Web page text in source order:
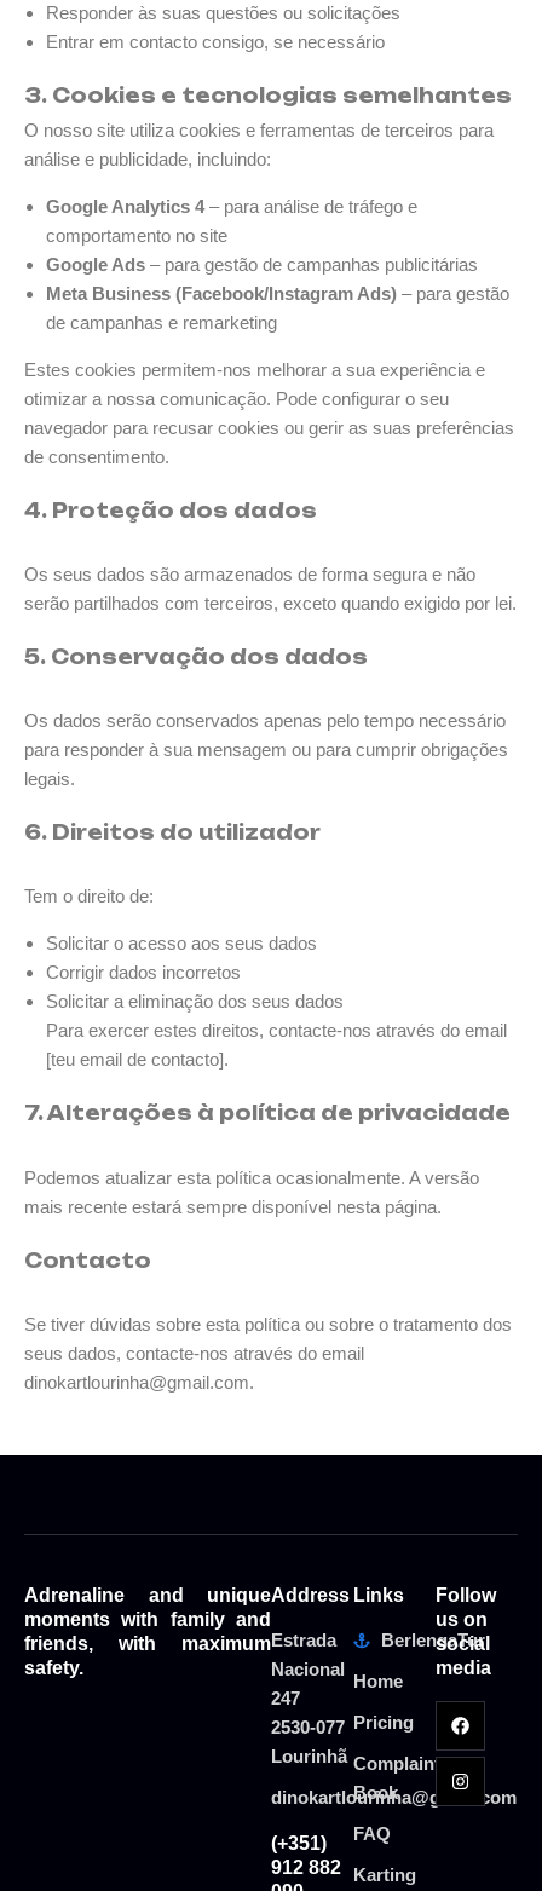
Responder às suas questões ou solicitações
Entrar em contacto consigo, se necessário
3. Cookies e tecnologias semelhantes
O nosso site utiliza cookies e ferramentas de terceiros para
análise e publicidade, incluindo:
Google Analytics 4– para análise de tráfego e
comportamento no site
Google Ads – para gestão de campanhas publicitárias
Meta Business (Facebook/Instagram Ads) – para gestão
de campanhas e remarketing
Estes cookies permitem-nos melhorar a sua experiência e
otimizar a nossa comunicação. Pode configurar o seu
navegador para recusar cookies ou gerir as suas preferências
de consentimento.
4. Proteção dos dados
Os seus dados são armazenados de forma segura e não
serão partilhados com terceiros, exceto quando exigido por lei.
5. Conservação dos dados
Os dados serão conservados apenas pelo tempo necessário
para responder à sua mensagem ou para cumprir obrigações
legais.
6. Direitos do utilizador
Tem o direito de:
Solicitar o acesso aos seus dados
Corrigir dados incorretos
Solicitar a eliminação dos seus dados
Para exercer estes direitos, contacte-nos através do email
[teu email de contacto].
7. Alterações à política de privacidade
Podemos atualizar esta política ocasionalmente. A versão
mais recente estará sempre disponível nesta página.
Contacto
Se tiver dúvidas sobre esta política ou sobre o tratamento dos
seus dados, contacte-nos através do email
dinokartlourinha@gmail.com.
Adrenaline and unique
moments with family and
friends, with maximum
safety.
Address
Estrada
Nacional
247
2530-077
Lourinhã
dinokartlourinha@gmail.com
(+351)
912 882
Links
BerlengaTur
Home
Pricing
Complaints
Book
FAQ
Karting
Follow
us on
social
media